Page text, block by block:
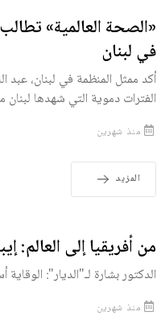
«الصحة العالمية»
في لبنان
أكد ممثل المنظمة في لبنان، عبد
الفترات دموية التي شهدها لبنان
منذ شهرين
المزيد
من أفريقيا إلى العالم:
الدكتور بشارة لـ"الديار":
منذ شهرين